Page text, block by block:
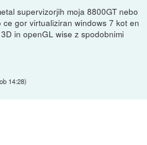
supervizorjih moja 8800GT nebo
gor virtualiziran windows 7 kot en
in openGL wise z spodobnimi
14:28)